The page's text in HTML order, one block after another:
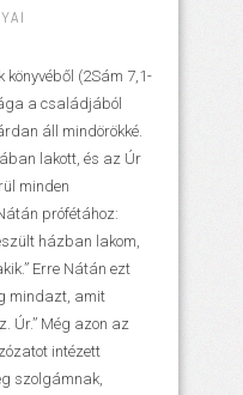
könyvéből (2Sám 7,1-
a családjából
áll mindörökké.
lakott, és az Úr
minden
prófétához:
házban lakom,
Erre Nátán ezt
mindazt, amit
Úr.” Még azon az
intézett
szolgámnak,